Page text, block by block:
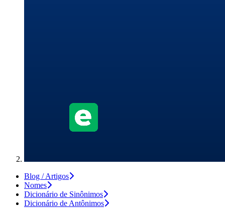
Blog / Artigos
Nomes
Dicionário de Sinônimos
Dicionário de Antônimos